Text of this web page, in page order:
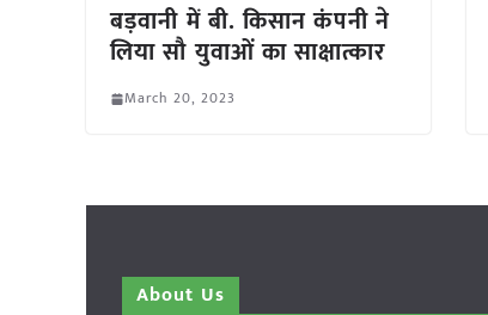
बड़वानी में बी. किसान कंपनी ने
लिया सौ युवाओं का साक्षात्कार
March 20, 2023
About Us